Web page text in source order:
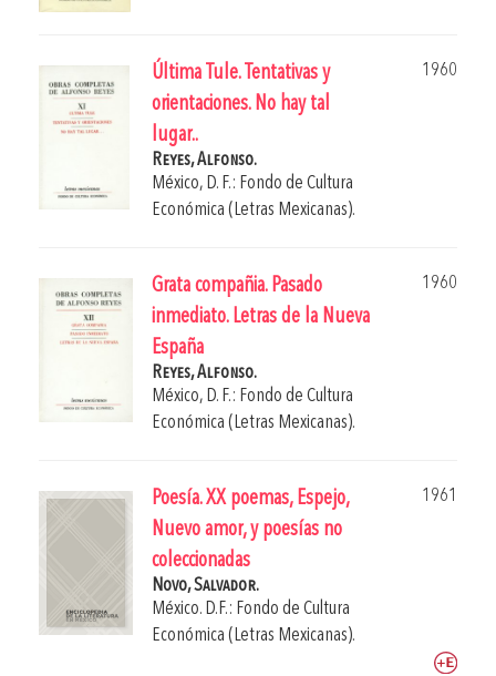
Última Tule. Tentativas y
orientaciones. No hay tal
lugar..
1960
Reyes, Alfonso.
México, D. F.: Fondo de Cultura
Económica (Letras Mexicanas).
Grata compañia. Pasado
inmediato. Letras de la Nueva
España
1960
Reyes, Alfonso.
México, D. F.: Fondo de Cultura
Económica (Letras Mexicanas).
Poesía. XX poemas, Espejo,
Nuevo amor, y poesías no
coleccionadas
1961
Novo, Salvador.
México. D.F.: Fondo de Cultura
Económica (Letras Mexicanas).